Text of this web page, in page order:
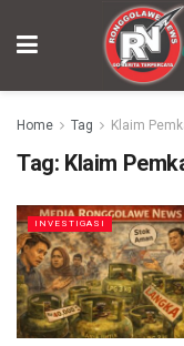
Home Tag Klaim
Tag: Klaim
INVESTIGASI